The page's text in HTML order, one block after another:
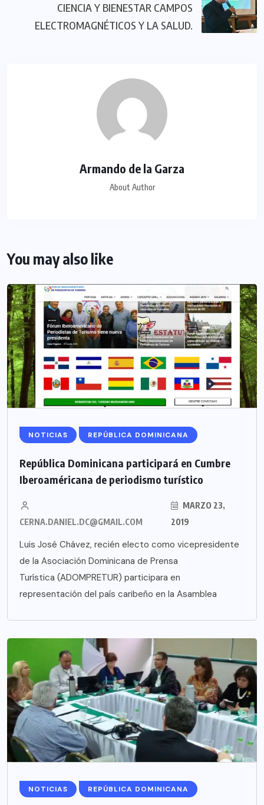
CIENCIA Y BIENESTAR CAMPOS
ELECTROMAGNÉTICOS Y LA SALUD.
Armando de la Garza
About Author
You may also like
NOTICIAS REPÚBLICA DOMINICANA
República Dominicana participará en Cumbre
Iberoaméricana de periodismo turístico
CERNA.DANIEL.DC@GMAIL.COM
MARZO 23,
2019
Luis José Chávez, recién electo como vicepresidente
de la Asociación Dominicana de Prensa
Turística (ADOMPRETUR) participara en
representación del país caribeño en la Asamblea
NOTICIAS REPÚBLICA DOMINICANA